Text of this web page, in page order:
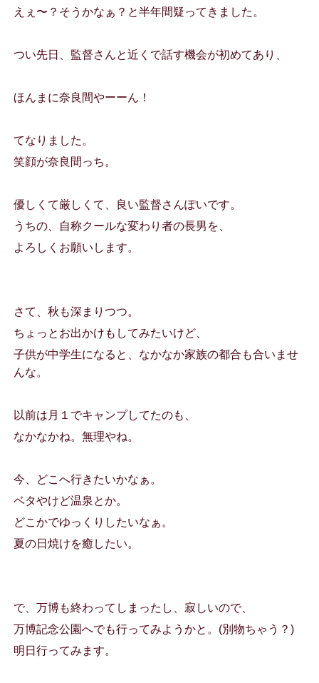
えぇ〜？そうかなぁ？と半年間疑ってきました。
つい先日、監督さんと近くで話す機会が初めてあり、
ほんまに奈良間やーーん！
てなりました。
笑顔が奈良間っち。
優しくて厳しくて、良い監督さんぽいです。
うちの、自称クールな変わり者の長男を、
よろしくお願いします。
さて、秋も深まりつつ。
ちょっとお出かけもしてみたいけど、
子供が中学生になると、なかなか家族の都合も合いませ
んな。
以前は月１でキャンプしてたのも、
なかなかね。無理やね。
今、どこへ行きたいかなぁ。
ベタやけど温泉とか。
どこかでゆっくりしたいなぁ。
夏の日焼けを癒したい。
で、万博も終わってしまったし、寂しいので、
万博記念公園へでも行ってみようかと。(別物ちゃう？)
明日行ってみます。